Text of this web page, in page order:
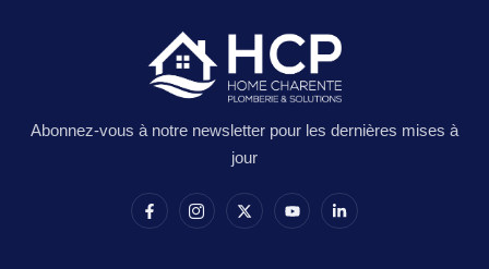
Abonnez-vous à notre newsletter pour les dernières mises à
jour